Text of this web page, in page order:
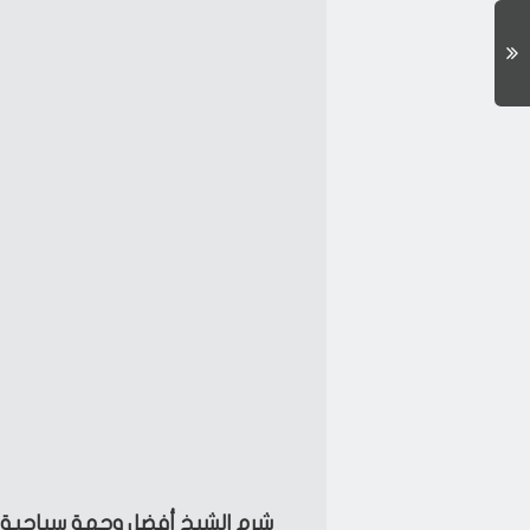
شرم الشيخ أفضل وجهة سياحية